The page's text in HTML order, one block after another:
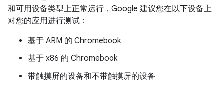
和可用设备类型上正常运行，Google 建议您在以下设备上
对您的应用进行测试：
基于 ARM 的 Chromebook
基于 x86 的 Chromebook
带触摸屏的设备和不带触摸屏的设备